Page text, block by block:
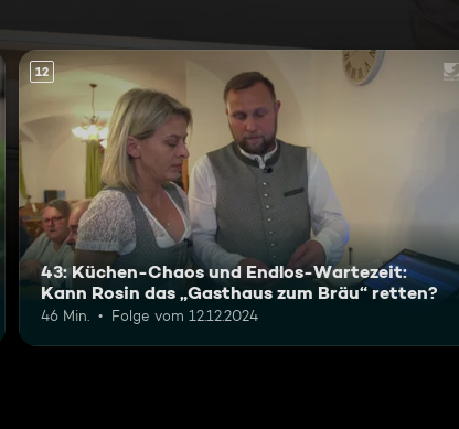
12
43: Küchen-Chaos und Endlos-Wartezeit:
Kann Rosin das „Gasthaus zum Bräu“ retten?
46 Min. Folge vom 12.12.2024